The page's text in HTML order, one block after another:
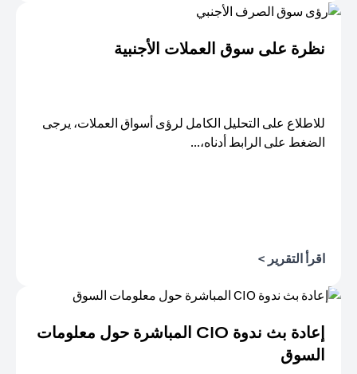
نظرة على سوق العملات الأجنبية
للاطلاع على التحليل الكامل لرؤى أسواق العملات، يرجى
الضغط على الرابط أدناه،...
اقرأ التقرير >
إعادة بث ندوة CIO المباشرة حول معلومات
السوق